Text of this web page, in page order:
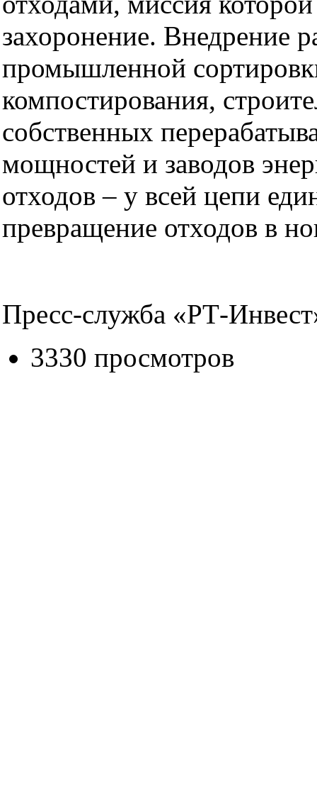
захоронение. Внедрение
промышленной
компостирования,
собственных
мощностей и заводов
отходов – у всей цепи
превращение отходов в
Пресс-служба «РТ-
3330 просмотров